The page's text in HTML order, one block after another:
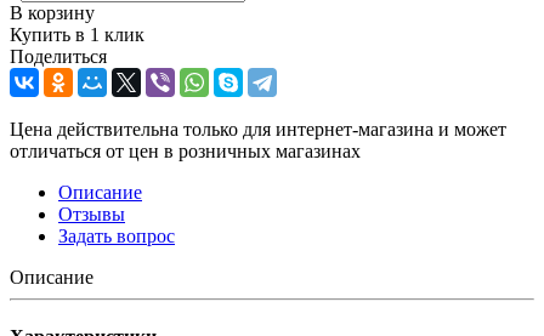
В корзину
Купить в 1 клик
Поделиться
Цена действительна только для интернет-магазина и может
отличаться от цен в розничных магазинах
Описание
Отзывы
Задать вопрос
Описание